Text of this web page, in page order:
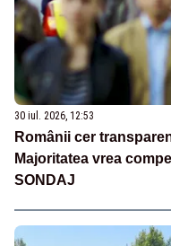
30 iul. 2026, 12:53
Românii cer
Majoritatea vrea
SONDAJ